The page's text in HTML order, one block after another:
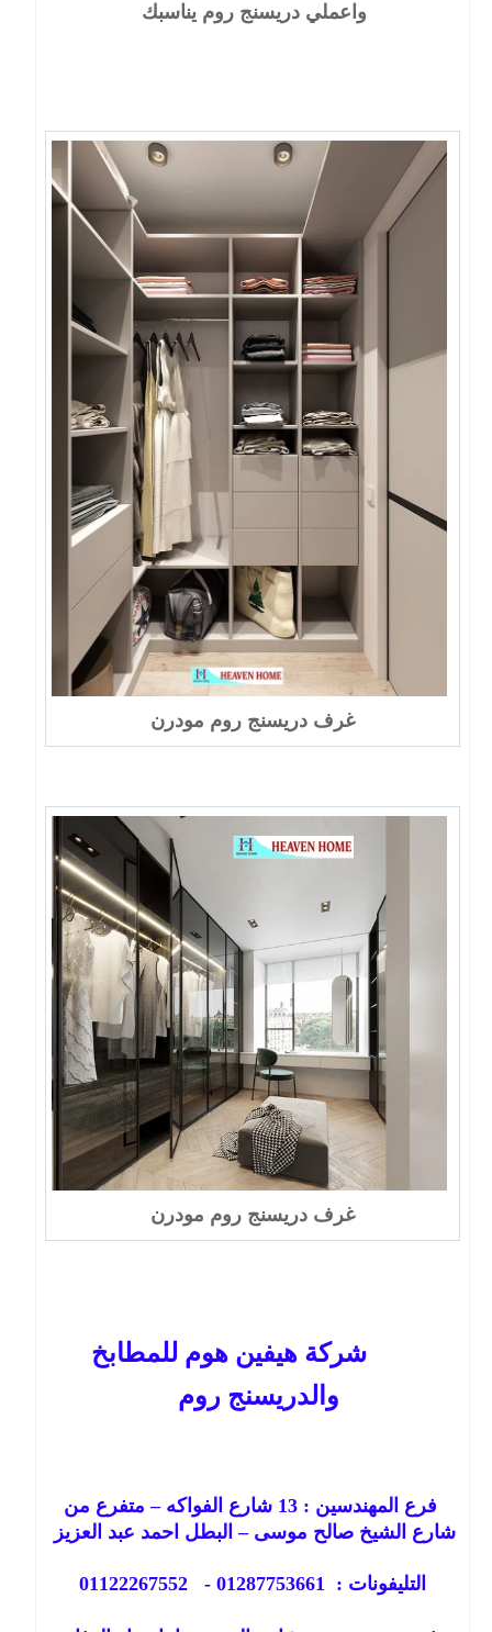
واعملي دريسنج روم يناسبك
غرف دريسنج روم مودرن
غرف دريسنج روم مودرن
شركة هيفين هوم للمطابخ
والدريسنج روم
فرع المهندسين :13 شارع الفواكه – متفرع من
شارع الشيخ صالح موسى – البطل احمد عبد العزيز
التليفونات : 01287753661 - 01122267552